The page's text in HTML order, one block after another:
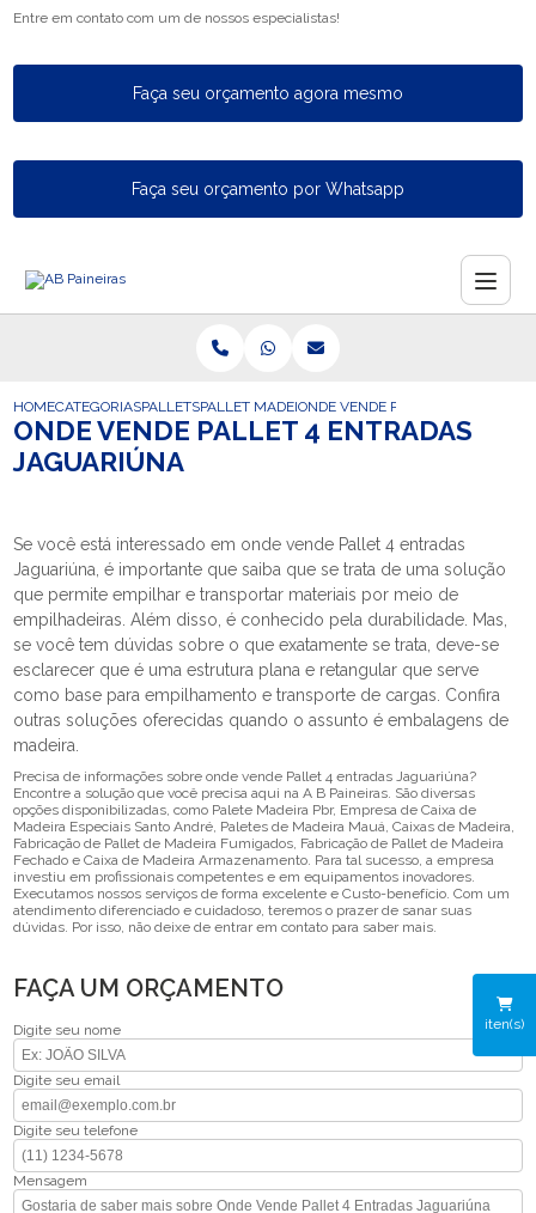
Entre em contato com um de nossos especialistas!
Faça seu orçamento agora mesmo
Faça seu orçamento por Whatsapp
iten(s)
HOMECATEGORIASPALLETSPALLET MADEIRAONDE VENDE PALLET 4
ONDE VENDE PALLET 4 ENTRADAS
JAGUARIÚNA
Se você está interessado em onde vende Pallet 4 entradas
Jaguariúna, é importante que saiba que se trata de uma solução
que permite empilhar e transportar materiais por meio de
empilhadeiras. Além disso, é conhecido pela durabilidade. Mas,
se você tem dúvidas sobre o que exatamente se trata, deve-se
esclarecer que é uma estrutura plana e retangular que serve
como base para empilhamento e transporte de cargas. Confira
outras soluções oferecidas quando o assunto é embalagens de
madeira.
Precisa de informações sobre onde vende Pallet 4 entradas Jaguariúna?
Encontre a solução que você precisa aqui na A B Paineiras. São diversas
opções disponibilizadas, como Palete Madeira Pbr, Empresa de Caixa de
Madeira Especiais Santo André, Paletes de Madeira Mauá, Caixas de Madeira,
Fabricação de Pallet de Madeira Fumigados, Fabricação de Pallet de Madeira
Fechado e Caixa de Madeira Armazenamento. Para tal sucesso, a empresa
investiu em profissionais competentes e em equipamentos inovadores.
Executamos nossos serviços de forma excelente e Custo-benefício. Com um
atendimento diferenciado e cuidadoso, teremos o prazer de sanar suas
dúvidas. Por isso, não deixe de entrar em contato para saber mais.
FAÇA UM ORÇAMENTO
Digite seu nome
Digite seu email
Digite seu telefone
Mensagem